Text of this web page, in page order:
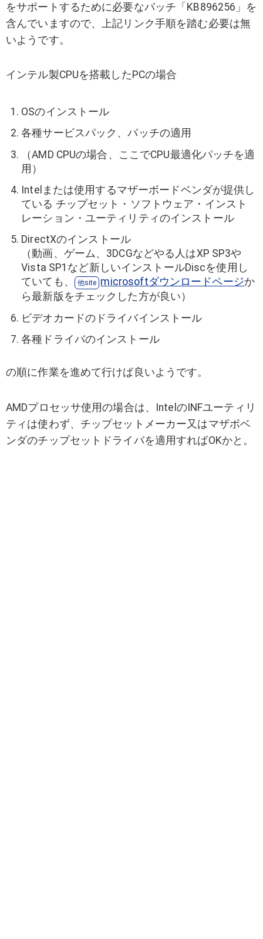
をサポートするために必要なパッチ「KB896256」を
含んでいますので、上記リンク手順を踏む必要は無
いようです。
インテル製CPUを搭載したPCの場合
OSのインストール
各種サービスパック、パッチの適用
（AMD CPUの場合、ここでCPU最適化パッチを適
用）
Intelまたは使用するマザーボードベンダが提供し
ている チップセット・ソフトウェア・インスト
レーション・ユーティリティのインストール
DirectXのインストール
（動画、ゲーム、3DCGなどやる人はXP SP3や
Vista SP1など新しいインストールDiscを使用し
ていても、
microsoftダウンロードページか
ら最新版をチェックした方が良い）
ビデオカードのドライバインストール
各種ドライバのインストール
の順に作業を進めて行けば良いようです。
AMDプロセッサ使用の場合は、IntelのINFユーティリ
ティは使わず、チップセットメーカー又はマザボベ
ンダのチップセットドライバを適用すればOKかと。